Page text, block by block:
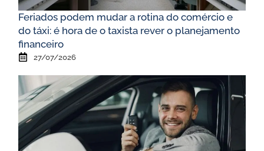
Feriados podem mudar a rotina do comércio e
do táxi: é hora de o taxista rever o planejamento
financeiro
27/07/2026